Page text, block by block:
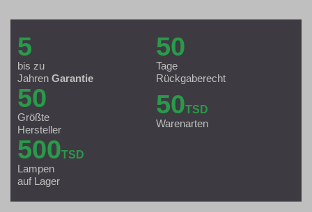
5
bis zu
Jahren Garantie
50
Tage
Rückgaberecht
50
Größte
Hersteller
50TSD
Warenarten
500TSD
Lampen
auf Lager